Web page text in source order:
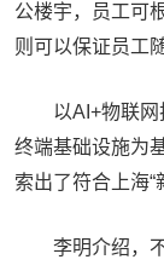
公楼宇，员工可
则可以保证员工
以AI+物联
终端基础设施为
索出了符合上海“
李明介绍，